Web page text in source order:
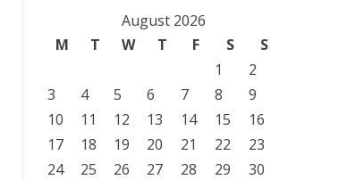
August 2026
M
T W T F S
S
1
2
3
4 5 6 7 8
9
10
11 12 13 14 15
16
17
18 19 20 21 22
23
24
25 26 27 28 29
30